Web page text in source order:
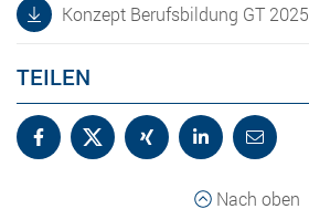
Konzept Berufsbildung GT 2025
TEILEN
Nach oben